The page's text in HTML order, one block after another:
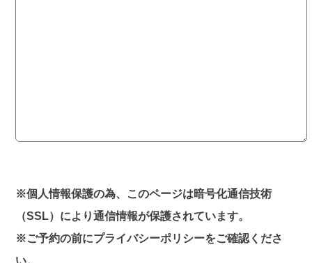
※個人情報保護の為、このページは暗号化通信技術
（SSL）により通信情報が保護されています。
※ご予約の前にプライバシーポリシーをご確認くださ